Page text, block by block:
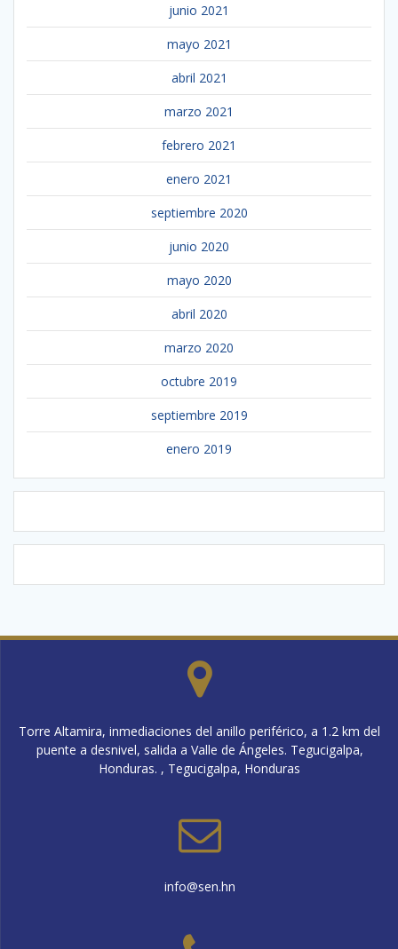
junio 2021
mayo 2021
abril 2021
marzo 2021
febrero 2021
enero 2021
septiembre 2020
junio 2020
mayo 2020
abril 2020
marzo 2020
octubre 2019
septiembre 2019
enero 2019
Torre Altamira, inmediaciones del anillo periférico, a 1.2 km del
puente a desnivel, salida a Valle de Ángeles. Tegucigalpa,
Honduras. , Tegucigalpa, Honduras
info@sen.hn